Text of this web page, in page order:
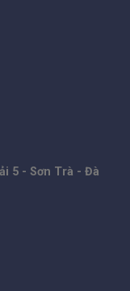
5 - Sơn Trà - Đà